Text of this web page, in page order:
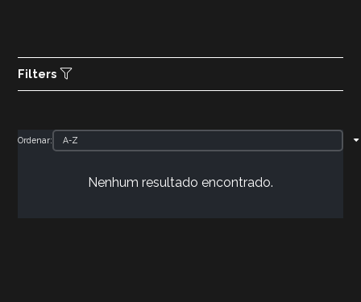
Filters
Ordenar:
Nenhum resultado encontrado.